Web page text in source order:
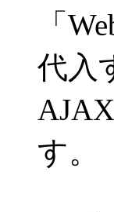
「
代入
す。